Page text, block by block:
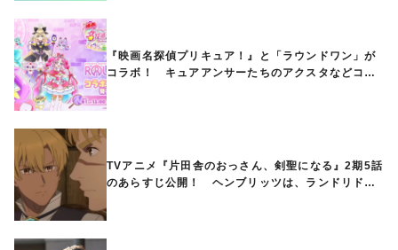
『映画名探偵プリキュア！』と「ラウンドワン」が
コラボ！ キュアアンサーたちのアクスタなどコラ
TVアニメ『片田舎のおっさん、剣聖になる』2期5話
のあらすじ公開！ ヘンブリッツは、ランドリドに